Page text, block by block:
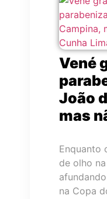
Vené
João
mas
Enquanto
de olho
na Copa